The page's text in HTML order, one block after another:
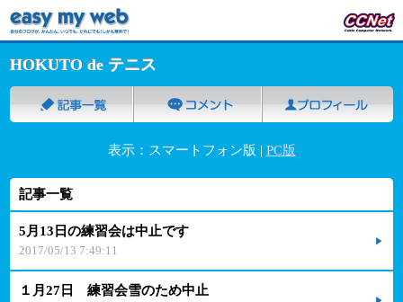
HOKUTO de テニス
表示：スマートフォン版 | PC版
記事一覧
5月13日の練習会は中止です
2017/05/13 7:49:11
１月27日 練習会雪のため中止